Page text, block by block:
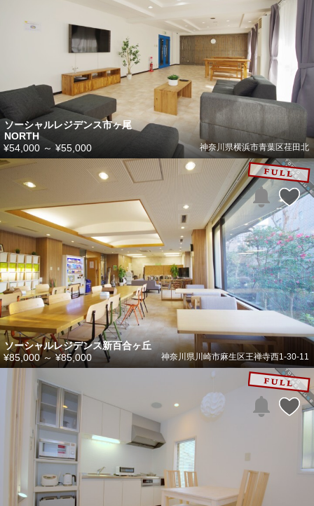
ソーシャルレジデンス市ヶ尾
NORTH
神奈川県横浜市青葉区荏田北
¥54,000 ～ ¥55,000
ソーシャルレジデンス新百合ヶ丘
神奈川県川崎市麻生区王禅寺西1-30-11
¥85,000～¥85,000